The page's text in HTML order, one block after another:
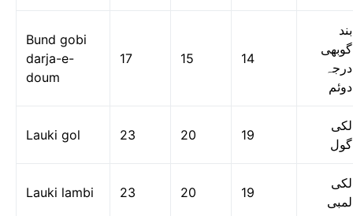
Bund gobi
darja-e-
doum
17 15 14
بند
گوبھی
درجہ
دوئم
Lauki gol 23 20 19
لکی
گول
Lauki lambi 23 20 19
لکی
لمبی